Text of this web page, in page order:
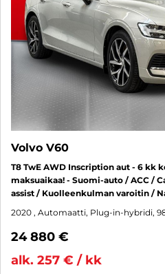
Volvo V60
T8 TwE AWD Inscription aut - 6 kk
maksuaikaa! - Suomi-auto / ACC /
assist / Kuolleenkulman varoitin /
2020 , Automaatti, Plug-in-hybridi,
24 880 €
alk. 257 € / kk